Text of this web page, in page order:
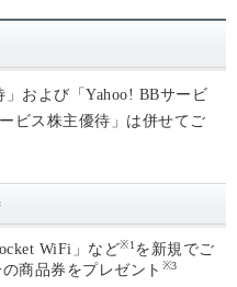
」および「Yahoo! BBサービ
ビス株主優待」は併せてご
WiFi」など※1 を新規でご
商品券をプレゼント ※3